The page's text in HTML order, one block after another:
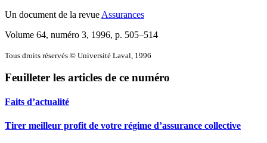
Un document de la revue Assurances
Volume 64, numéro 3, 1996, p. 505–514
Tous droits réservés © Université Laval, 1996
Feuilleter les articles de ce numéro
Faits d’actualité
Tirer meilleur profit de votre régime d’assurance collective